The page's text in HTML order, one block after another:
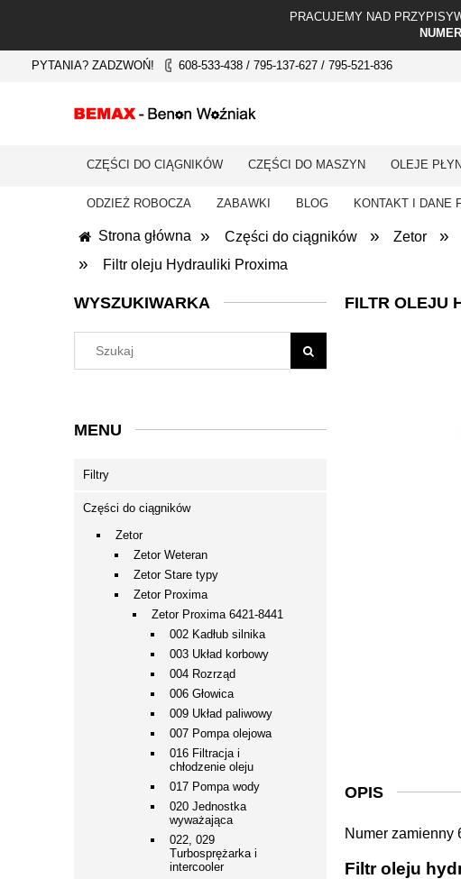
PRACUJEMY NAD
PYTANIA? ZADZWOŃ! 608-533-438 / 795-137-627 / 795-521-836
CZĘŚCI DO CIĄGNIKÓW CZĘŚCI DO MASZYN OLEJE
ODZIEŻ ROBOCZA ZABAWKI BLOG KONTAKT I DANE
Strona główna » Części do ciągników » Zetor »
» Filtr oleju Hydrauliki Proxima
WYSZUKIWARKA
MENU
Filtry
Części do ciągników
Zetor
Zetor Weteran
Zetor Stare typy
Zetor Proxima
Zetor Proxima 6421-8441
002 Kadłub silnika
003 Układ korbowy
004 Rozrząd
006 Głowica
009 Układ paliwowy
007 Pompa olejowa
016 Filtracja i
chłodzenie oleju
017 Pompa wody
020 Jednostka
wyważająca
022, 029
Turbosprężarka i
intercooler
FILTR OLEJU
OPIS
Numer zamienny
Filtr oleju